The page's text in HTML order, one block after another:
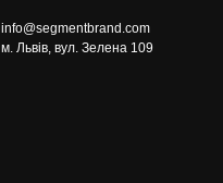
info@segmentbrand.com
м. Львів, вул. Зелена 109